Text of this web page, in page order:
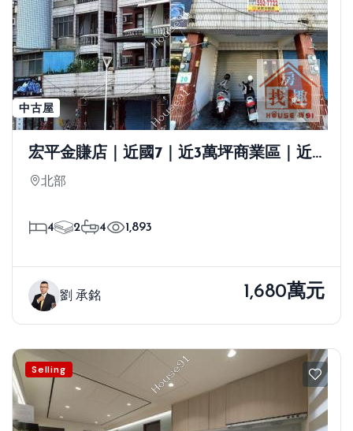
中古屋
宏平金賺店｜近國7｜近3萬坪商業區｜近3
萬坪公園
北部
4 2 4 1,893
劉 承銘 1,680萬元
Selling